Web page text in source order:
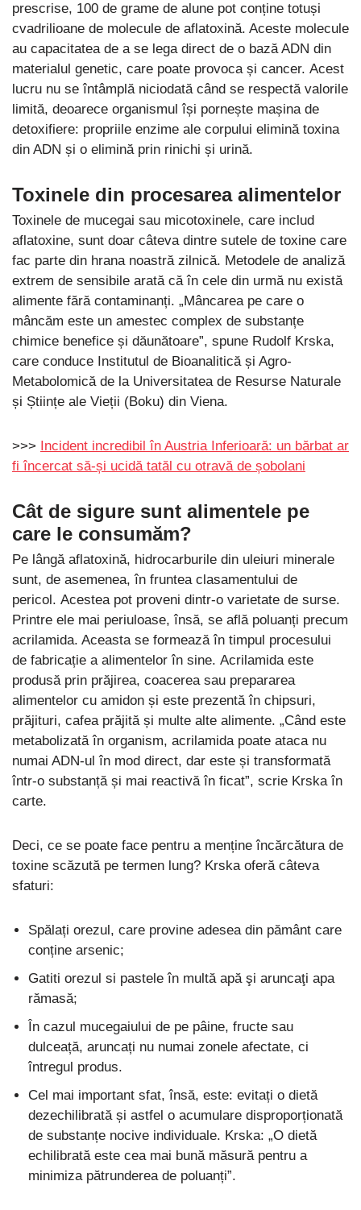
prescrise, 100 de grame de alune pot conține totuși
cvadrilioane de molecule de aflatoxină. Aceste molecule
au capacitatea de a se lega direct de o bază ADN din
materialul genetic, care poate provoca și cancer. Acest
lucru nu se întâmplă niciodată când se respectă valorile
limită, deoarece organismul își pornește mașina de
detoxifiere: propriile enzime ale corpului elimină toxina
din ADN și o elimină prin rinichi și urină.
Toxinele din procesarea alimentelor
Toxinele de mucegai sau micotoxinele, care includ
aflatoxine, sunt doar câteva dintre sutele de toxine care
fac parte din hrana noastră zilnică. Metodele de analiză
extrem de sensibile arată că în cele din urmă nu există
alimente fără contaminanți. „Mâncarea pe care o
mâncăm este un amestec complex de substanțe
chimice benefice și dăunătoare”, spune Rudolf Krska,
care conduce Institutul de Bioanalitică și Agro-
Metabolomică de la Universitatea de Resurse Naturale
și Științe ale Vieții (Boku) din Viena.
>>> Incident incredibil în Austria Inferioară: un bărbat ar
fi încercat să-și ucidă tatăl cu otravă de șobolani
Cât de sigure sunt alimentele pe
care le consumăm?
Pe lângă aflatoxină, hidrocarburile din uleiuri minerale
sunt, de asemenea, în fruntea clasamentului de
pericol. Acestea pot proveni dintr-o varietate de surse.
Printre ele mai periuloase, însă, se află poluanți precum
acrilamida. Aceasta se formează în timpul procesului
de fabricație a alimentelor în sine. Acrilamida este
produsă prin prăjirea, coacerea sau prepararea
alimentelor cu amidon și este prezentă în chipsuri,
prăjituri, cafea prăjită și multe alte alimente. „Când este
metabolizată în organism, acrilamida poate ataca nu
numai ADN-ul în mod direct, dar este și transformată
într-o substanță și mai reactivă în ficat”, scrie Krska în
carte.
Deci, ce se poate face pentru a menține încărcătura de
toxine scăzută pe termen lung? Krska oferă câteva
sfaturi:
Spălați orezul, care provine adesea din pământ care
conține arsenic;
Gatiti orezul si pastele în multă apă şi aruncaţi apa
rămasă;
În cazul mucegaiului de pe pâine, fructe sau
dulceață, aruncați nu numai zonele afectate, ci
întregul produs.
Cel mai important sfat, însă, este: evitați o dietă
dezechilibrată și astfel o acumulare disproporționată
de substanțe nocive individuale. Krska: „O dietă
echilibrată este cea mai bună măsură pentru a
minimiza pătrunderea de poluanți”.